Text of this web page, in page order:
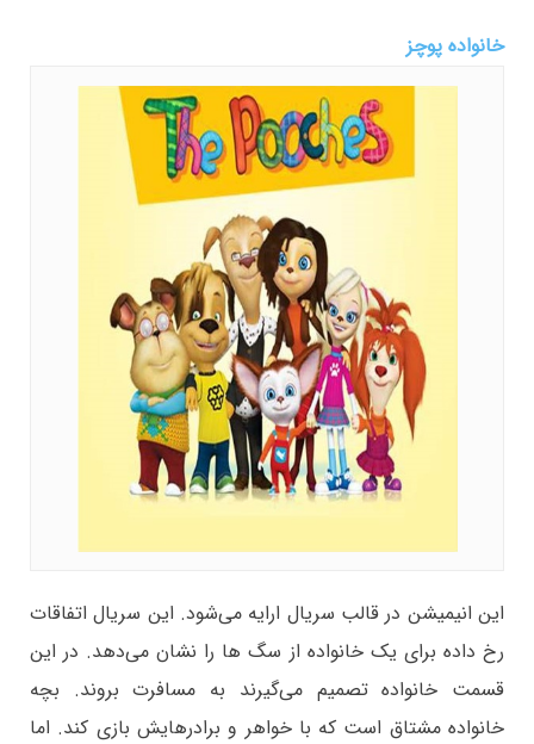
خانواده پوچز
این انیمیشن در قالب سریال ارایه می‌شود. این سریال اتفاقات
رخ داده برای یک خانواده از سگ ها را نشان می‌دهد. در این
قسمت خانواده تصمیم می‌گیرند به مسافرت بروند. بچه
خانواده مشتاق است که با خواهر و برادرهایش بازی کند. اما